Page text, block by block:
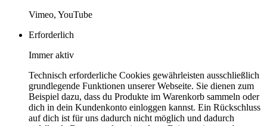
Vimeo, YouTube
Erforderlich
Immer aktiv
Technisch erforderliche Cookies gewährleisten ausschließlich
grundlegende Funktionen unserer Webseite. Sie dienen zum
Beispiel dazu, dass du Produkte im Warenkorb sammeln oder
dich in dein Kundenkonto einloggen kannst. Ein Rückschluss
auf dich ist für uns dadurch nicht möglich und dadurch